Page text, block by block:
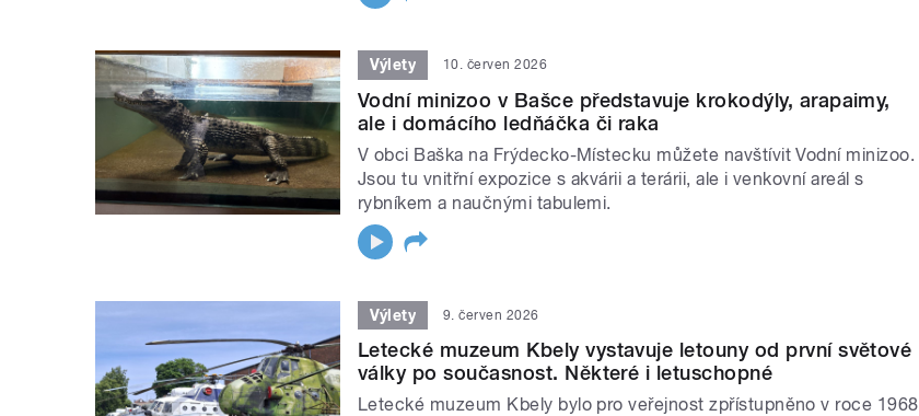
Výlety 10. červen 2026
Vodní minizoo v Bašce představuje krokodýly, arapaimy,
ale i domácího ledňáčka či raka
V obci Baška na Frýdecko-Místecku můžete navštívit Vodní minizoo.
Jsou tu vnitřní expozice s akvárii a terárii, ale i venkovní areál s
rybníkem a naučnými tabulemi.
Výlety 9. červen 2026
Letecké muzeum Kbely vystavuje letouny od první světové
války po současnost. Některé i letuschopné
Letecké muzeum Kbely bylo pro veřejnost zpřístupněno v roce 1968